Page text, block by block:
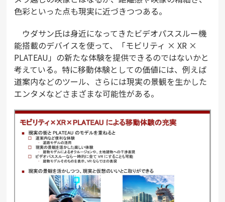
色彩といった点も現実に近づきつつある。
ウダサン氏は身近になってきたビデオパススルー機
能搭載のデバイスを使って、「モビリティ × XR ×
PLATEAU」の新たな体験を提供できるのではないかと
考えている。特に移動体験としての価値には、例えば
道案内などのツール、さらには現実の景観を生かした
エンタメなどさまざまな可能性がある。